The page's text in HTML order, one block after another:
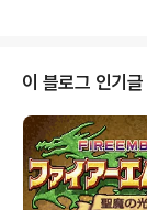
이 블로그 인기글